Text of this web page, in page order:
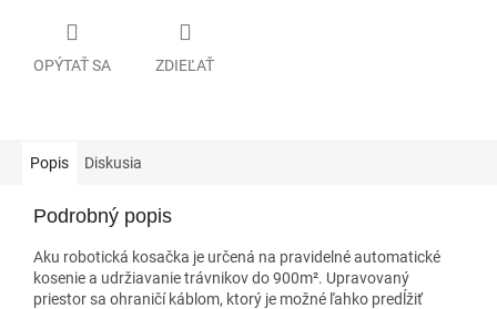
OPÝTAŤ SA ZDIEĽAŤ
Popis Diskusia
Podrobný popis
Aku robotická kosačka je určená na pravidelné automatické
kosenie a udržiavanie trávnikov do 900m². Upravovaný
priestor sa ohraničí káblom, ktorý je možné ľahko predĺžiť